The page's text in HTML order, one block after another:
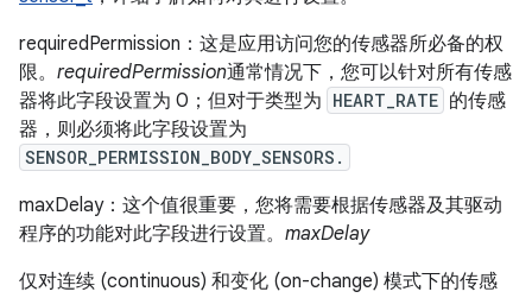
requiredPermission：这是应用访问您的传感器所必备的权
限。 requiredPermission通常情况下，您可以针对所有传感
器将此字段设置为 0；但对于类型为 HEART_RATE 的传感
器，则必须将此字段设置为
SENSOR_PERMISSION_BODY_SENSORS.
maxDelay：这个值很重要，您将需要根据传感器及其驱动
程序的功能对此字段进行设置。 maxDelay
仅对连续 (continuous) 和变化 (on-change) 模式下的传感